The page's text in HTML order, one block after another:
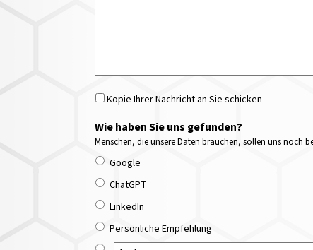
Kopie Ihrer Nachricht an Sie schicken
Wie haben Sie uns gefunden?
Menschen, die unsere Daten brauchen, sollen uns noch
Google
ChatGPT
LinkedIn
Persönliche Empfehlung